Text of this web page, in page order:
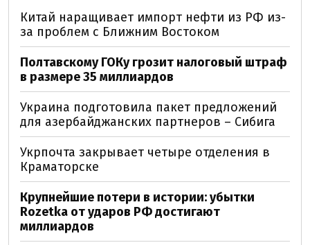
Китай наращивает импорт нефти из РФ из-
за проблем с Ближним Востоком
Полтавскому ГОКу грозит налоговый штраф
в размере 35 миллиардов
Украина подготовила пакет предложений
для азербайджанских партнеров – Сибига
Укрпочта закрывает четыре отделения в
Краматорске
Крупнейшие потери в истории: убытки
Rozetka от ударов РФ достигают
миллиардов